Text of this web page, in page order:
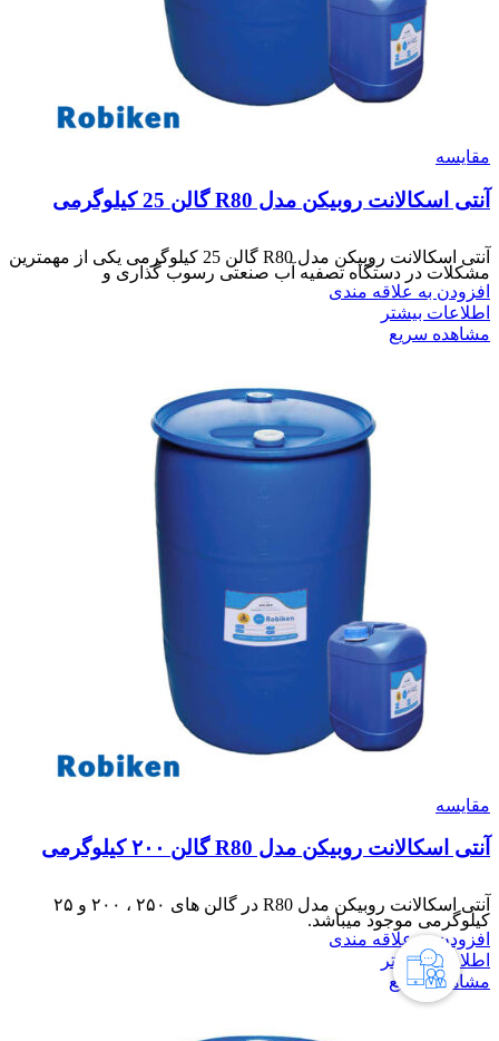
مقایسه
آنتی اسکالانت روبیکن مدل R80 گالن 25 کیلوگرمی
آنتی اسکالانت روبیکن مدل R80 گالن 25 کیلوگرمی یکی از مهمترین
مشکلات در دستگاه تصفیه آب صنعتی رسوب گذاری و
افزودن به علاقه مندی
اطلاعات بیشتر
مشاهده سریع
مقایسه
آنتی اسکالانت روبیکن مدل R80 گالن ۲۰۰ کیلوگرمی
آنتی اسکالانت روبیکن مدل R80 در گالن های ۲۵۰ ، ۲۰۰ و ۲۵
کیلوگرمی موجود میباشد.
افزودن به علاقه مندی
اطلاعات بیشتر
مشاهده سریع